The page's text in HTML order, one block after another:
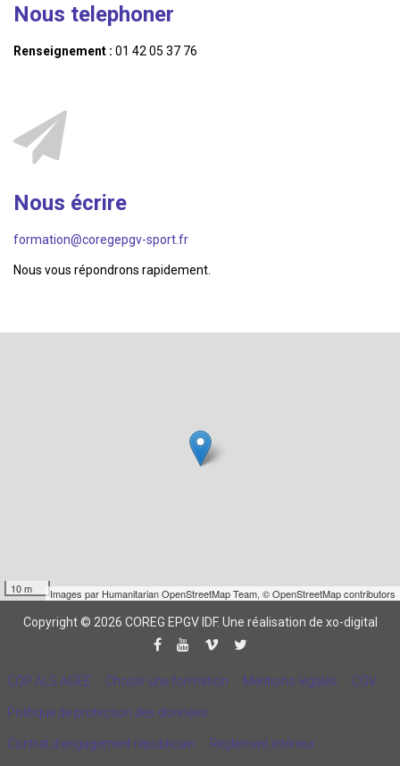
Nous telephoner
Renseignement : 01 42 05 37 76
Nous écrire
formation@coregepgv-sport.fr
Nous vous répondrons rapidement.
10 m Images par Humanitarian OpenStreetMap Team, © OpenStreetMap contributors
Copyright © 2026 COREG EPGV IDF. Une réalisation de xo-digital
CQP ALS AGEE Choisir une formation Mentions légales CGV
Politique de protection des données
Contrat d'engagement républicain Règlement intérieur